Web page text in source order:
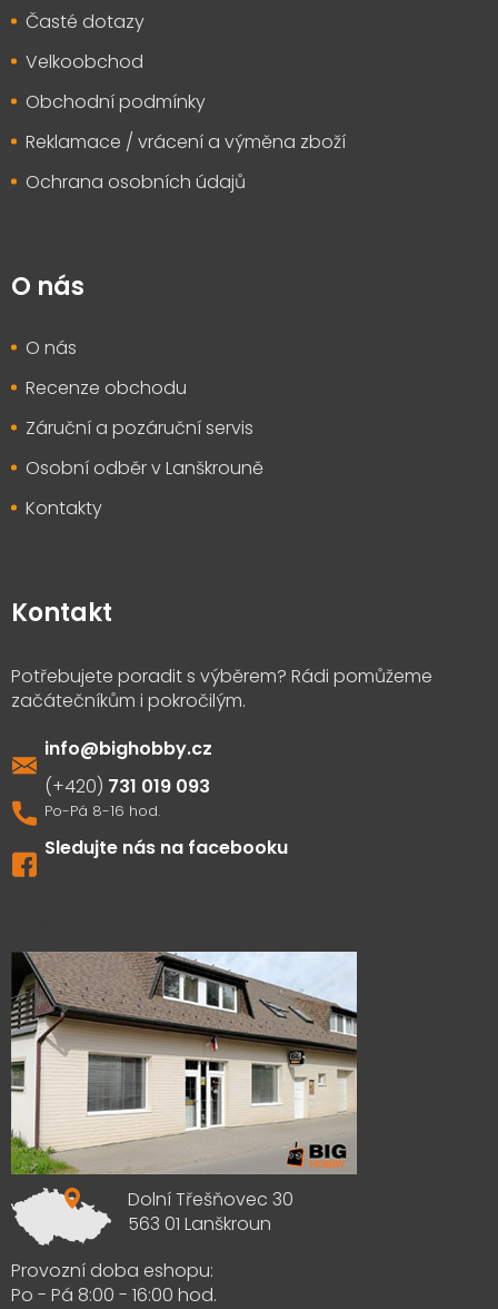
Časté dotazy
Velkoobchod
Obchodní podmínky
Reklamace / vrácení a výměna zboží
Ochrana osobních údajů
O nás
O nás
Recenze obchodu
Záruční a pozáruční servis
Osobní odběr v Lanškrouně
Kontakty
Kontakt
info@bighobby.cz
731 019 093
Sledujte nás na facebooku
Dolní Třešňovec 30
563 01 Lanškroun
Provozní doba eshopu:
Po - Pá 8:00 - 16:00 hod.